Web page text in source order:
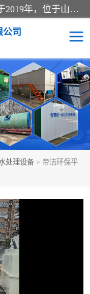
潍坊帝洁环保设备有限公司成立于2019年，位于山东省潍坊市潍城经济开发区；公司专注于环境保护专用设备及配件的研发、生产、安装与销售，同时涉及医用消毒设备、机电设备和仪器仪表的销售。此外，公司提供环保工程施工、环保技术研发与转让、技术服务以及环境工程专项设计服务，致力于为客户提供全面的环保解决方案，助力绿色可持续发展。
司
处理设备 > 帝洁环保平
肉食品加工污水处理
污水处理设备
废水油墨废水
涂料加工污水处理设
污水处理设备
室污水处理设备
区旅游景点污水处理
力生化污水处理设备